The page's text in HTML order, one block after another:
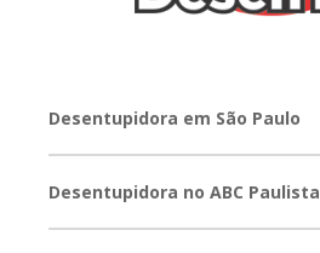
Desentupidora em São Paulo
Desentupidora no ABC Paulista